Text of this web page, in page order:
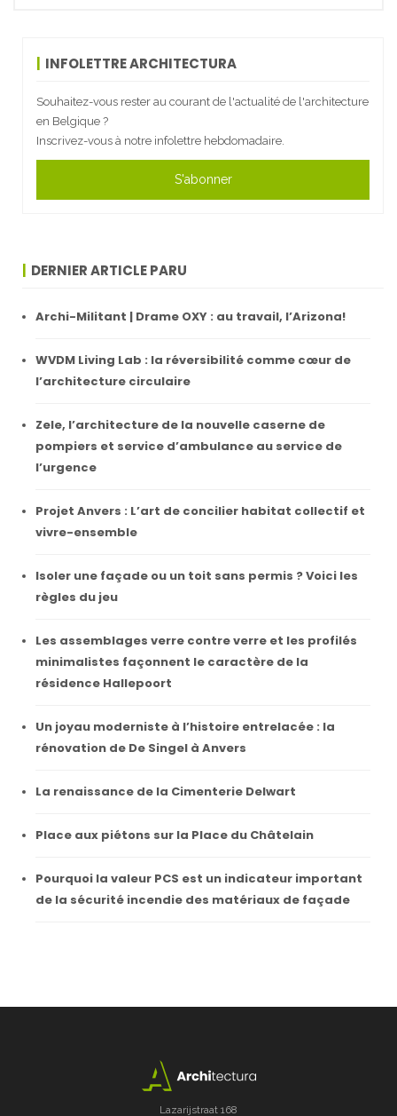
INFOLETTRE ARCHITECTURA
Souhaitez-vous rester au courant de l'actualité de l'architecture
en Belgique ?
Inscrivez-vous à notre infolettre hebdomadaire.
S'abonner
DERNIER ARTICLE PARU
Archi-Militant | Drame OXY : au travail, l’Arizona!
WVDM Living Lab : la réversibilité comme cœur de
l’architecture circulaire
Zele, l’architecture de la nouvelle caserne de
pompiers et service d’ambulance au service de
l’urgence
Projet Anvers : L’art de concilier habitat collectif et
vivre-ensemble
Isoler une façade ou un toit sans permis ? Voici les
règles du jeu
Les assemblages verre contre verre et les profilés
minimalistes façonnent le caractère de la
résidence Hallepoort
Un joyau moderniste à l’histoire entrelacée : la
rénovation de De Singel à Anvers
La renaissance de la Cimenterie Delwart
Place aux piétons sur la Place du Châtelain
Pourquoi la valeur PCS est un indicateur important
de la sécurité incendie des matériaux de façade
Lazarijstraat 168